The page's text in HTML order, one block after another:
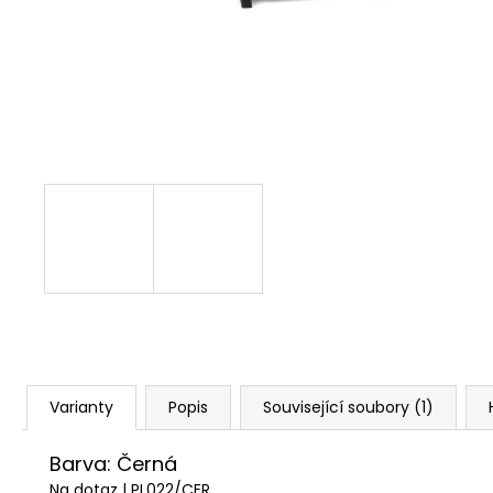
Varianty Popis Související soubory (1)
Barva: Černá
STARTOVACÍ NÁBOJE FIOCCHI 8MM